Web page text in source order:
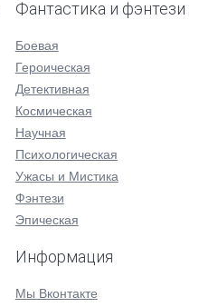
Фантастика и фэнтези
Боевая
Героическая
Детективная
Космическая
Научная
Психологическая
Ужасы и Мистика
Фэнтези
Эпическая
Информация
Мы Вконтакте